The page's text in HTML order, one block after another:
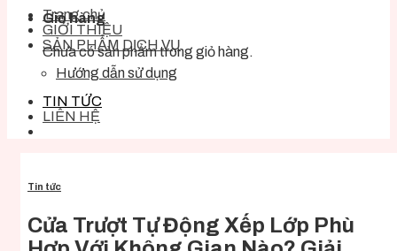
Giỏ hàng
Chưa có sản phẩm trong giỏ hàng.
Trang chủ
GIỚI THIỆU
SẢN PHẨM DỊCH VỤ
Hướng dẫn sử dụng
TIN TỨC
LIÊN HỆ
Tin tức
Cửa Trượt Tự Động Xếp Lớp Phù